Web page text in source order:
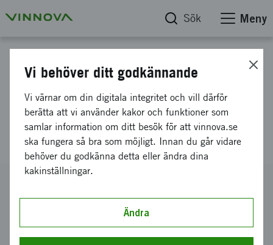
Sök Meny
Resebidrag 2026 Frankrike,
Sweden at Vivatech,
20260617-20260620
2026-01543
Northloop Group AB
Vi behöver ditt godkännande
Vi värnar om din digitala integritet och vill därför
berätta att vi använder kakor och funktioner som
samlar information om ditt besök för att vinnova.se
ska fungera så bra som möjligt. Innan du går vidare
behöver du godkänna detta eller ändra dina
kakinställningar.
Ändra